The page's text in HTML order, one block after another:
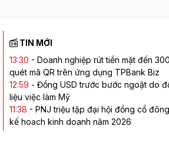
TIN MỚI
13:30 - Doanh nghiệp rút tiền mặt đến
quét mã QR trên ứng dụng TPBank Biz
12:59 - Đồng USD trước bước ngoặt do
liệu việc làm Mỹ
11:38 - PNJ triệu tập đại hội đồng cổ
kế hoạch kinh doanh năm 2026